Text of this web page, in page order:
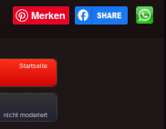
Merken
Startseite
nicht moderiert